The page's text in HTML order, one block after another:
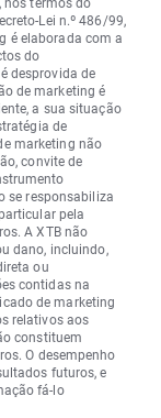
Lei n.º 486/99,
é elaborada com a
do
desprovida de
de marketing é
a sua situação
de
marketing não
convite de
se responsabiliza
pela
A XTB não
dano, incluindo,
ou
contidas na
de marketing
relativos aos
constituem
O desempenho
futuros, e
fá-lo